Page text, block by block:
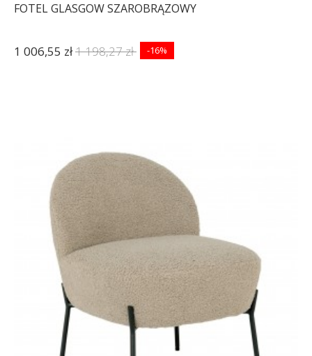
FOTEL GLASGOW SZAROBRĄZOWY
1 006,55 zł1 198,27 zł -16%